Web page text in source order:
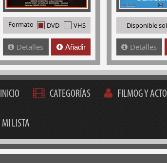
Formato DVD VHS
Detalles Añadir
Disponible
Detalles
INICIO CATEGORÍAS FILMOG Y
MI LISTA